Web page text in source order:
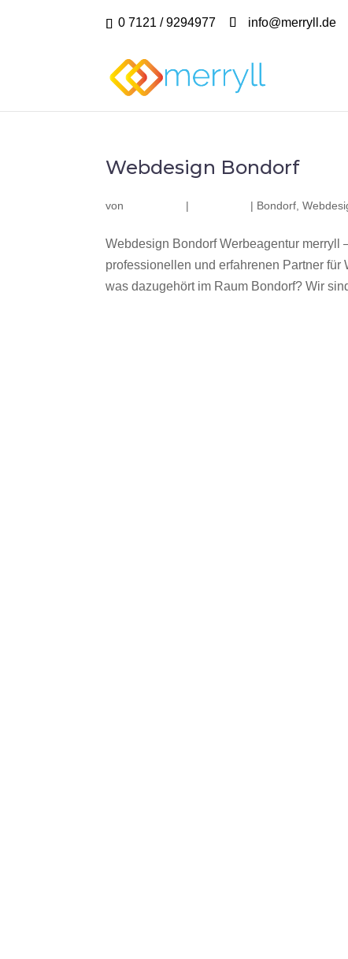
0 7121 / 9294977 info@merryll.de
Webdesign Bondorf
von | | Bondorf ,
Webdesign Bondorf Werbeagentur merryll
professionellen und erfahrenen Partner
was dazugehört im Raum Bondorf? Wir